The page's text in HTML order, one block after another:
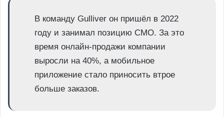
В команду Gulliver он пришёл в 2022
году и занимал позицию CMO. За это
время онлайн-продажи компании
выросли на 40%, а мобильное
приложение стало приносить втрое
больше заказов.